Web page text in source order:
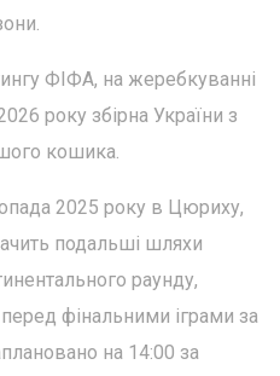
ФІФА, на жеребкуванні
року збірна України з
кошика.
2025 року в Цюриху,
подальші шляхи
раунду,
фінальними іграми за
на 14:00 за